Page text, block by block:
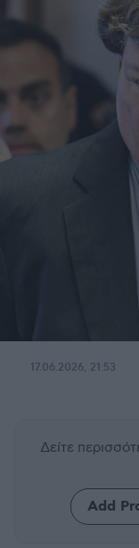
17.06.2026, 21:53
Δείτε
Add